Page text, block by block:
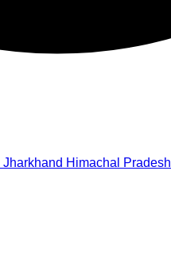
Jharkhand Himachal Pradesh